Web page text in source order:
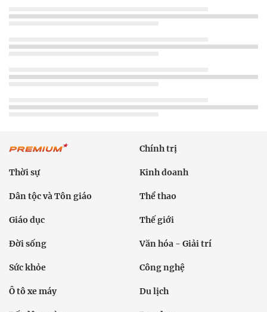
Chính trị
Thời sự Kinh doanh
Dân tộc và Tôn giáo Thể thao
Giáo dục Thế giới
Đời sống Văn hóa - Giải trí
Sức khỏe Công nghệ
Ô tô xe máy Du lịch